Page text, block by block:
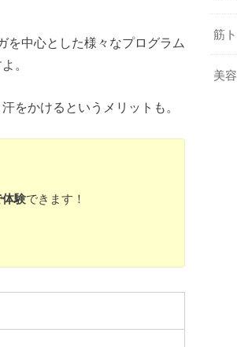
を中心とした様々なプログラム
。
をかけるというメリットも。
体験できます！
筋
美